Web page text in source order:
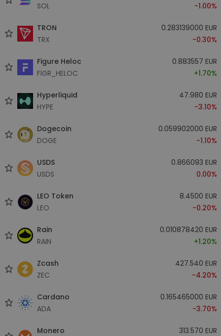
SOL
-1.00%
TRON
TRX
0.283139000 EUR
-0.30%
Figure Heloc
FIGR_HELOC
0.883557 EUR
+1.70%
Hyperliquid
HYPE
47.980 EUR
-3.10%
Dogecoin
DOGE
0.059902000 EUR
-1.10%
USDS
USDS
0.866093 EUR
0.00%
LEO Token
LEO
8.4500 EUR
-0.20%
Rain
RAIN
0.010878420 EUR
+1.20%
Zcash
ZEC
427.540 EUR
-4.20%
Cardano
ADA
0.165465000 EUR
-3.70%
Monero
313.570 EUR